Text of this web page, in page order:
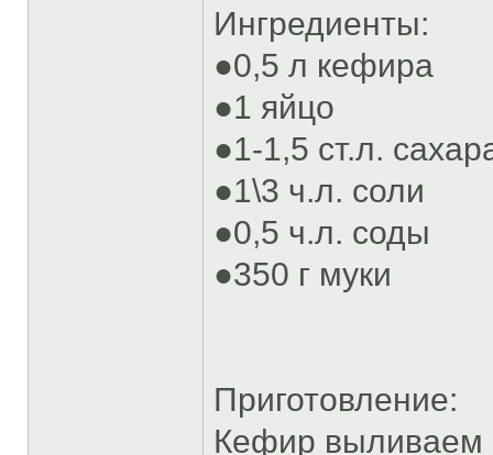
Ингредиенты:
●0,5 л кефира
●1 яйцо
●1-1,5 ст.л.
●1\3 ч.л. соли
●0,5 ч.л. соды
●350 г муки
Приготовление:
Кефир выливаем